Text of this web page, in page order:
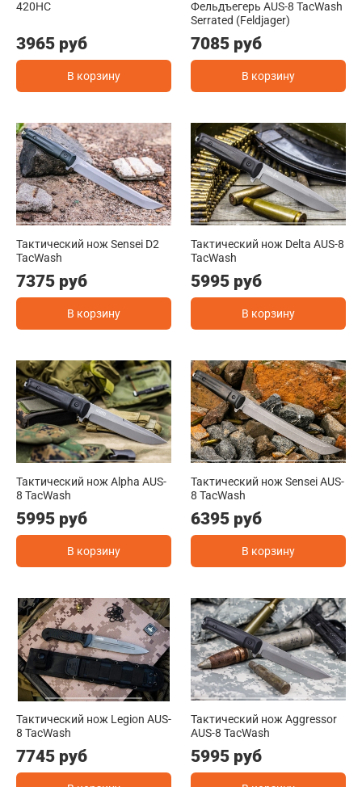
420HC
3965 руб
В корзину
Фельдъегерь AUS-8 TacWash
Serrated (Feldjager)
7085 руб
В корзину
Тактический нож Sensei D2
TacWash
7375 руб
В корзину
Тактический нож Delta AUS-8
TacWash
5995 руб
В корзину
Тактический нож Alpha AUS-
8 TacWash
5995 руб
В корзину
Тактический нож Sensei AUS-
8 TacWash
6395 руб
В корзину
Тактический нож Legion AUS-
8 TacWash
7745 руб
Тактический нож Aggressor
AUS-8 TacWash
5995 руб